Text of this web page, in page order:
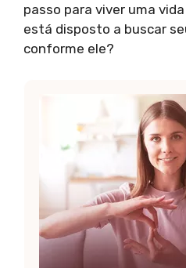
passo para viver uma
está disposto a buscar
conforme ele?